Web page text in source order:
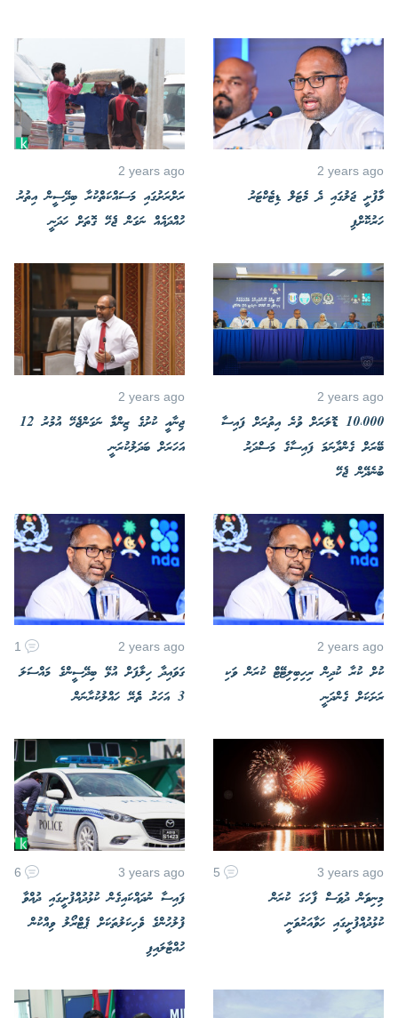
2 years ago
މާފުށީ ޖަލުގައި ދެ މެޓަލް ޑިޓެކްޓަރު
ހަރުކޮށްފި
2 years ago
ރަށްރަށުގައި މަސައްކަތްކުރާ ބިދޭސީން އިތުރު
ހުއްދައެއް ނަގަން ޖެހޭ ގޮތަށް ހަދަނީ
2 years ago
10،000 ޑޮލަރަށް ވުރެ އިތުރަށް ފައިސާ
ބޭރަށް ގެންދާނަމަ ފައިސާގެ މަސްދަރު
ބުނެދޭން ޖެހޭ
2 years ago
ޖިނާއީ ކުށުގެ ޒިންމާ ނަގަންޖެހޭ އުމުރު 12
އަހަރަށް ބަދަލުކުރަނީ
2 years ago
ކުށް ކުރާ ކުދިން ރިހިބިލިޓޭޓް ކުރަން ވަކި
ރަށަކަށް ގެންދަނީ
2 years ago
1
ގަވައިދާ ހިލާފަށް އުޅޭ ބިދޭސީންގެ މައްސަލަ
3 އަހަރު ތެެރޭ ހައްލުކުރާނަން
3 years ago
5
މިނިވަން ދުވަސް ފާހަގަ ކުރަން
ކުޅުދުއްފުށީގައި ހަވާއަރުވަނީ
3 years ago
6
ފައިސާ ނުދައްކައިގެން ކުޅުދުއްފުށީގައި ދުއްވާ
ފުލުހުންގެ ވެހިކަލުތަކަށް ޕެޓްރޯލު ވިއްކުން
ހުއްޓާލައިފި